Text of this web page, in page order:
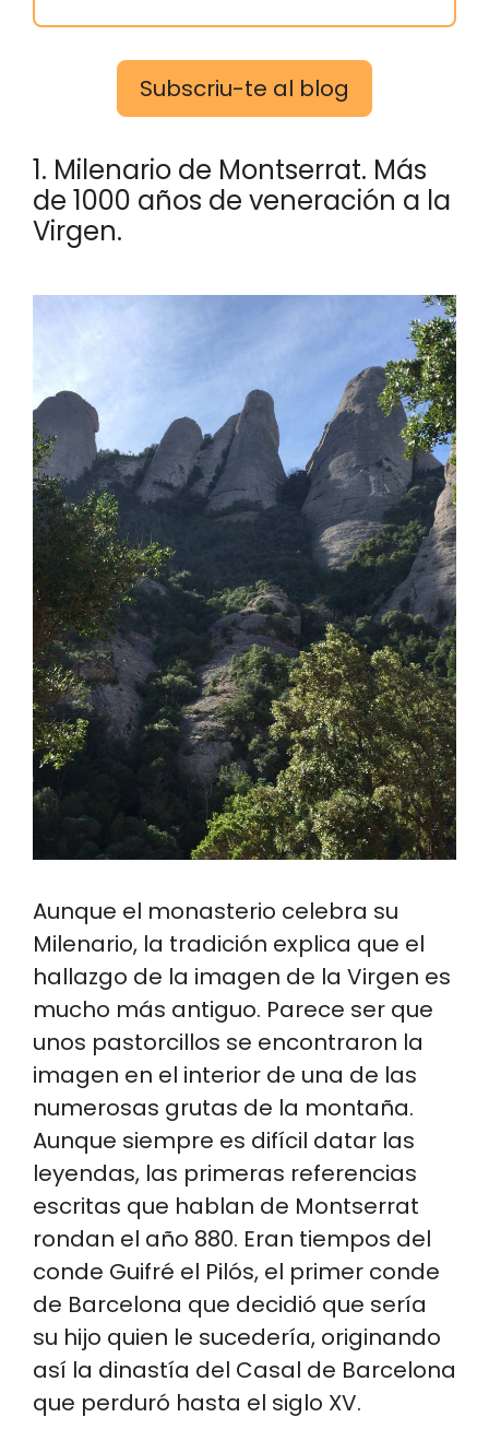
Subscriu-te al blog
1. Milenario de Montserrat. Más
de 1000 años de veneración a la
Virgen.
Aunque el monasterio celebra su
Milenario, la tradición explica que el
hallazgo de la imagen de la Virgen es
mucho más antiguo. Parece ser que
unos pastorcillos se encontraron la
imagen en el interior de una de las
numerosas grutas de la montaña.
Aunque siempre es difícil datar las
leyendas, las primeras referencias
escritas que hablan de Montserrat
rondan el año 880. Eran tiempos del
conde Guifré el Pilós, el primer conde
de Barcelona que decidió que sería
su hijo quien le sucedería, originando
así la dinastía del Casal de Barcelona
que perduró hasta el siglo XV.